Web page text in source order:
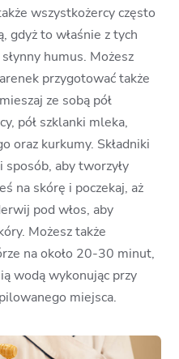
wszystkożercy często
gdyż to właśnie z tych
humus. Możesz
przygotować także
ze sobą pół
pół szklanki mleka,
oraz kurkumy. Składniki
aby tworzyły
na skórę i poczekaj, aż
pod włos, aby
Możesz także
na około 20-30 minut,
wodą wykonując przy
miejsca.